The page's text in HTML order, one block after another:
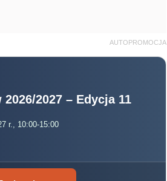
AUTOPROMOCJA
2027 – Edycja 11
r., 10:00-15:00